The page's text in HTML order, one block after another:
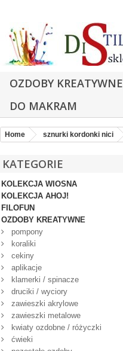
OZDOBY KREATYWNE
DO MAKRAM
Home sznurki kordonki nici
KATEGORIE
KOLEKCJA WIOSNA
KOLEKCJA AHOJ!
FILOFUN
OZDOBY KREATYWNE
pompony
koraliki
cekiny
aplikacje
klamerki / spinacze
druciki / wyciory
zawieszki akrylowe
zawieszki metalowe
kwiaty ozdobne / różyczki
ćwieki